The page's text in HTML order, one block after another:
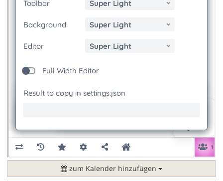
zum Kalender hinzufügen